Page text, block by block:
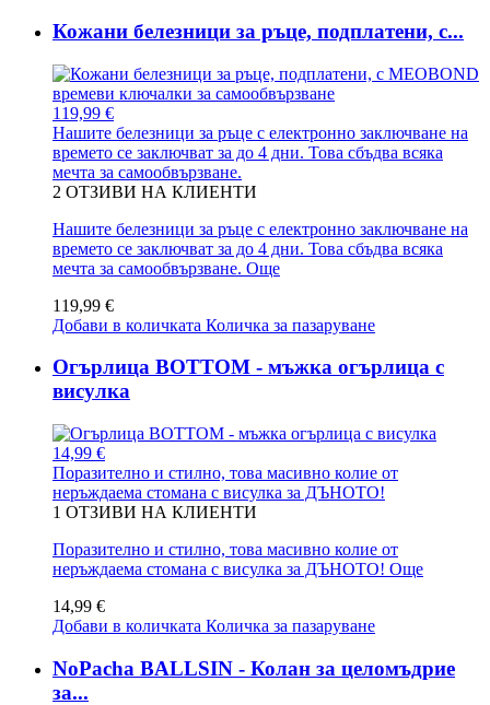
Кожани белезници за ръце, подплатени, с...
119,99 €
Нашите белезници за ръце с електронно заключване на
времето се заключват за до 4 дни. Това сбъдва всяка
мечта за самообвързване.
2 ОТЗИВИ НА КЛИЕНТИ
Нашите белезници за ръце с електронно заключване на
времето се заключват за до 4 дни. Това сбъдва всяка
мечта за самообвързване. Още
119,99 €
Добави в количката Количка за пазаруване
Огърлица BOTTOM - мъжка огърлица с
висулка
14,99 €
Поразително и стилно, това масивно колие от
неръждаема стомана с висулка за ДЪНОТО!
1 ОТЗИВИ НА КЛИЕНТИ
Поразително и стилно, това масивно колие от
неръждаема стомана с висулка за ДЪНОТО! Още
14,99 €
Добави в количката Количка за пазаруване
NoPacha BALLSIN - Колан за целомъдрие
за...